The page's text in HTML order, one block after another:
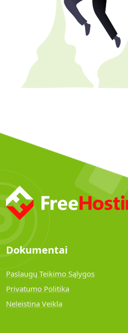
Dokumentai
Paslaugų Teikimo Sąlygos
Privatumo Politika
Neleistina Veikla